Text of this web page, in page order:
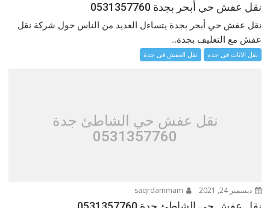
نقل عفش حي أبحر بجدة 0531357760
نقل عفش حي أبحر بجدة يتساءل العديد من الناس حول شركة نقل
عفش مع التغليف بجدة...
نقل الاثاث فى جده نقل العفش فى جدة
نقل عفش حي الشاطئ جدة
0531357760
ديسمبر 24, 2021